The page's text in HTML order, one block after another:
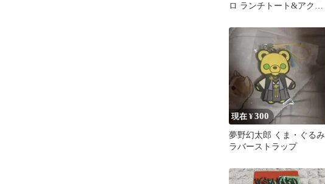
ロ ランチトート&アクリ
現在 ¥300
夢野幻太郎 くま・ぐるみ
ラバーストラップ